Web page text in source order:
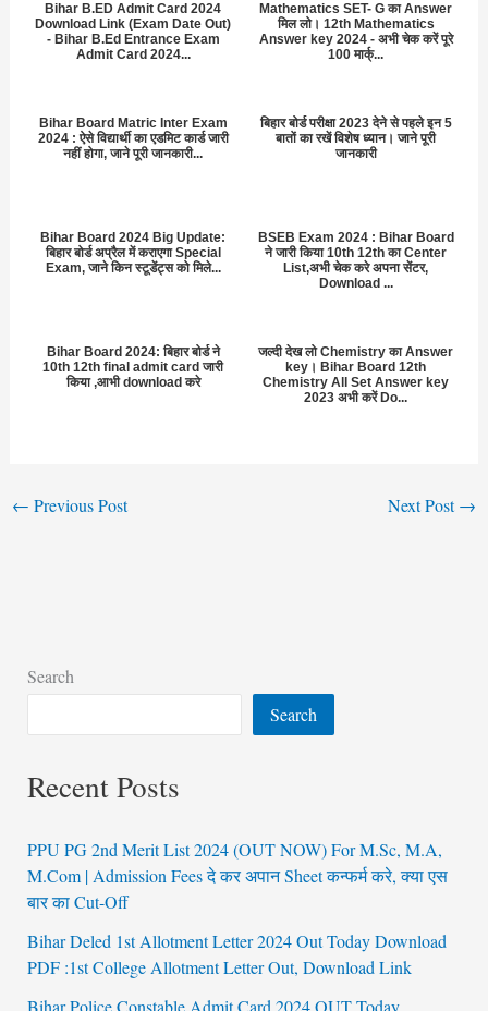
Bihar B.ED Admit Card 2024
Download Link (Exam Date Out)
- Bihar B.Ed Entrance Exam
Admit Card 2024...
Mathematics SET- G का Answer
मिल लो। 12th Mathematics
Answer key 2024 - अभी चेक करें पूरे
100 मार्क्...
Bihar Board Matric Inter Exam
2024 : ऐसे विद्यार्थी का एडमिट कार्ड जारी
नहीं होगा, जाने पूरी जानकारी...
बिहार बोर्ड परीक्षा 2023 देने से पहले इन 5
बातों का रखें विशेष ध्यान। जाने पूरी
जानकारी
Bihar Board 2024 Big Update:
बिहार बोर्ड अप्रैल में कराएगा Special
Exam, जाने किन स्टूडेंट्स को मिले...
BSEB Exam 2024 : Bihar Board
ने जारी किया 10th 12th का Center
List,अभी चेक करे अपना सेंटर,
Download ...
Bihar Board 2024: बिहार बोर्ड ने
10th 12th final admit card जारी
किया ,आभी download करे
जल्दी देख लो Chemistry का Answer
key। Bihar Board 12th
Chemistry All Set Answer key
2023 अभी करें Do...
← Previous Post Next Post→
Search
Search
Recent Posts
PPU PG 2nd Merit List 2024 (OUT NOW) For M.Sc, M.A,
M.Com | Admission Fees दे कर अपान Sheet कन्फर्म करे, क्या एस
बार का Cut-Off
Bihar Deled 1st Allotment Letter 2024 Out Today Download
PDF :1st College Allotment Letter Out, Download Link